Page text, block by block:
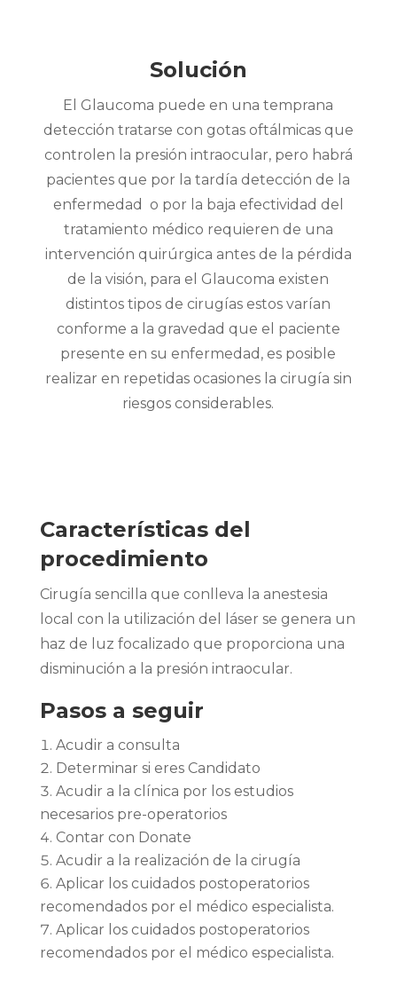
Solución
El Glaucoma puede en una temprana
detección tratarse con gotas oftálmicas que
controlen la presión intraocular, pero habrá
pacientes que por la tardía detección de la
enfermedad o por la baja efectividad del
tratamiento médico requieren de una
intervención quirúrgica antes de la pérdida
de la visión, para el Glaucoma existen
distintos tipos de cirugías estos varían
conforme a la gravedad que el paciente
presente en su enfermedad, es posible
realizar en repetidas ocasiones la cirugía sin
riesgos considerables.
Características del
procedimiento
Cirugía sencilla que conlleva la anestesia
local con la utilización del láser se genera un
haz de luz focalizado que proporciona una
disminución a la presión intraocular.
Pasos a seguir
Acudir a consulta
Determinar si eres Candidato
Acudir a la clínica por los estudios
necesarios pre-operatorios
Contar con Donate
Acudir a la realización de la cirugía
Aplicar los cuidados postoperatorios
recomendados por el médico especialista.
Aplicar los cuidados postoperatorios
recomendados por el médico especialista.